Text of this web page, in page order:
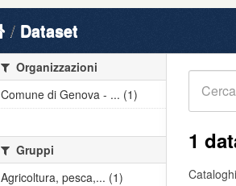
Dataset
1
Organizzazioni
Comune di Genova - ... (1)
Gruppi
Agricoltura, pesca,... (1)